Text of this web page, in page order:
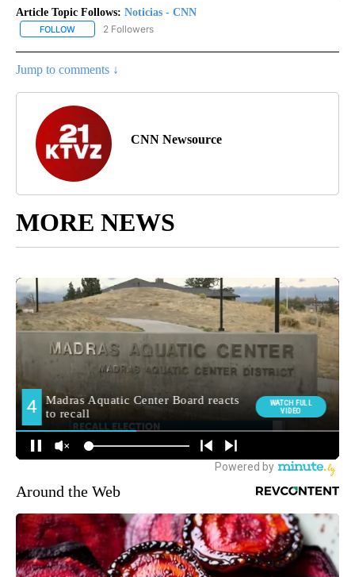
Article Topic Follows: Noticias - CNN
FOLLOW FOLLOW "NOTICIAS - CNN" TO RECEIVE NOTIFICATIONS ABOUT
2 Followers
Jump to comments ↓
CNN Newsource
MORE NEWS
Around the Web